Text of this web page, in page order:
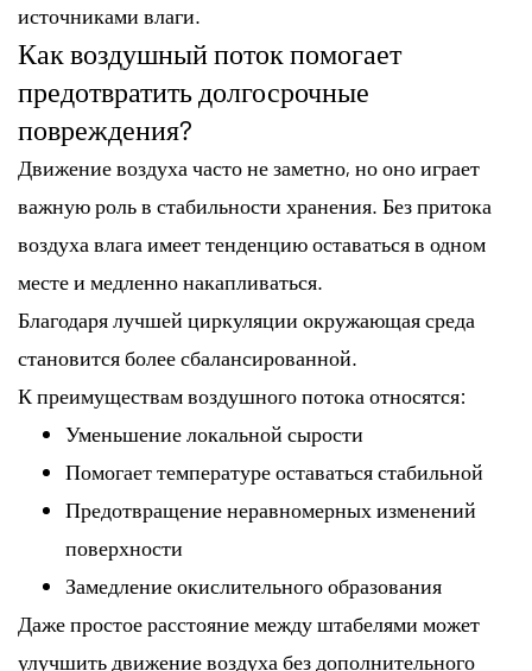
источниками влаги.
Как воздушный поток помогает
предотвратить долгосрочные
повреждения?
Движение воздуха часто не заметно, но оно играет
важную роль в стабильности хранения. Без притока
воздуха влага имеет тенденцию оставаться в одном
месте и медленно накапливаться.
Благодаря лучшей циркуляции окружающая среда
становится более сбалансированной.
К преимуществам воздушного потока относятся:
Уменьшение локальной сырости
Помогает температуре оставаться стабильной
Предотвращение неравномерных изменений
поверхности
Замедление окислительного образования
Даже простое расстояние между штабелями может
улучшить движение воздуха без дополнительного